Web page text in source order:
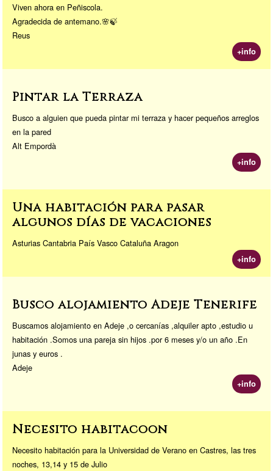
Viven ahora en Peñiscola.
Agradecida de antemano.🌸🍃
Reus
+info
Pintar la Terraza
Busco a alguien que pueda pintar mi terraza y hacer pequeños arreglos
en la pared
Alt Empordà
+info
Una habitación para pasar
algunos días de vacaciones
Asturias Cantabria País Vasco Cataluña Aragon
+info
Busco alojamiento Adeje Tenerife
Buscamos alojamiento en Adeje ,o cercanías ,alquiler apto ,estudio u
habitación .Somos una pareja sin hijos .por 6 meses y/o un año .En
junas y euros .
Adeje
+info
Necesito habitacoon
Necesito habitación para la Universidad de Verano en Castres, las tres
noches, 13,14 y 15 de Julio